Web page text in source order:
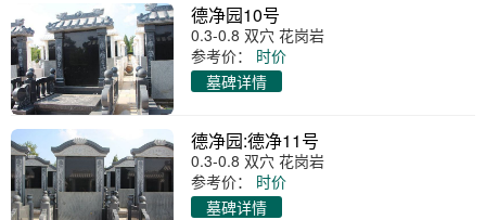
德净园10号
0.3-0.8 双穴 花岗岩
参考价：
时价
墓碑详情
德净园:德净11号
0.3-0.8 双穴 花岗岩
参考价：
时价
墓碑详情